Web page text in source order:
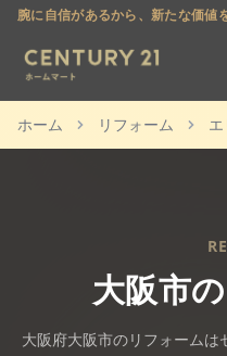
腕に自信があるから、新たな価値
ホーム リフォーム
大阪市の
大阪府大阪市のリフォームは